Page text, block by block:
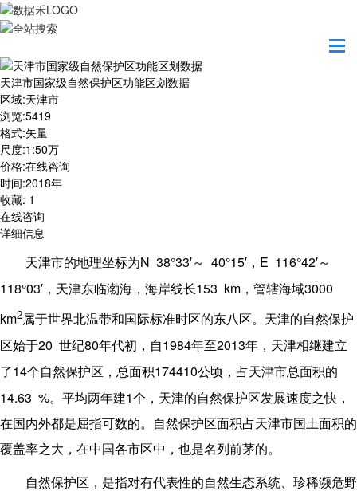
天津市国家级自然保护区功能区划数据
区域:天津市
浏览:5419
格式:矢量
尺度:1:50万
价格:在线咨询
时间:2018年
收藏: 1
在线咨询
详细信息
天津市的地理坐标为N 38°33′～ 40°15′ ， E 116°42′～
118°03′ ，天津东临渤海，海岸线长153 km ，管辖海域3000
km2属于世界北温带和国际标准时区的东八区。天津的自然保护
区始于20 世纪80年代初，自1984年至2013年，天津相继建立
了14个自然保护区，总面积174410公顷，占天津市总面积的
14.63 %。平均两年建1个，天津的自然保护区发展速度之快，
在国内外都是屈指可数的。自然保护区面积占天津市国土面积的
覆盖率之大，在中国各市区中，也是名列前茅的。
自然保护区，是指对有代表性的自然生态系统、珍稀濒危野